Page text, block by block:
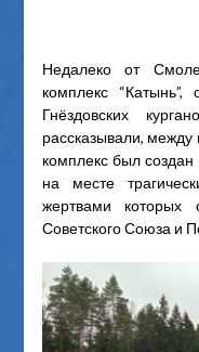
Недалеко от
комплекс
Гнёздовских
рассказывали,
комплекс был
на месте
жертвами
Советского Союза и